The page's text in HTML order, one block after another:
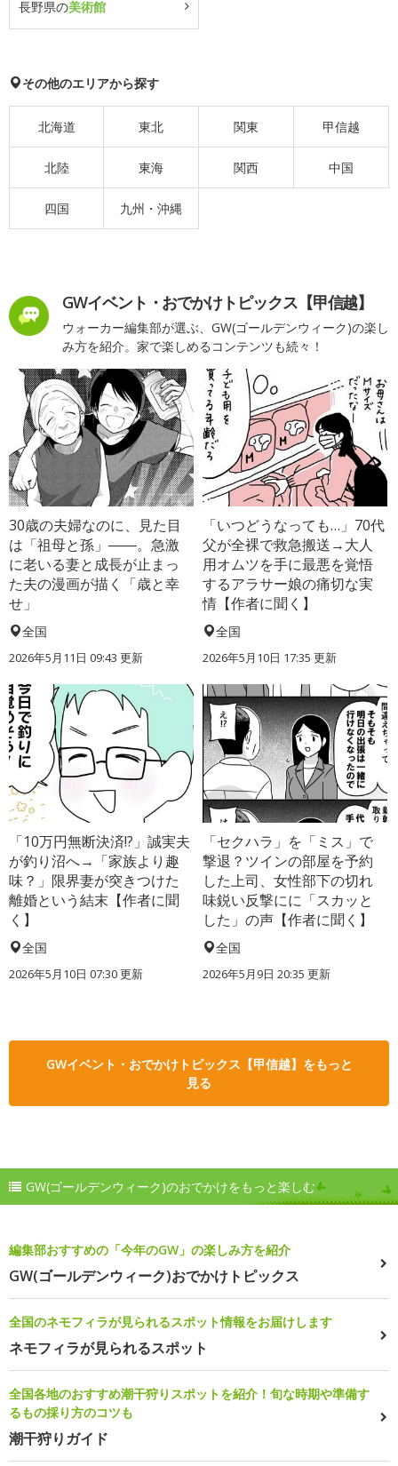
長野県の美術館
その他のエリアから探す
北海道 東北 関東 甲信越
北陸 東海 関西 中国
四国 九州・沖縄
GWイベント・おでかけトピックス【甲信越】
ウォーカー編集部が選ぶ、GW(ゴールデンウィーク)の楽し
み方を紹介。家で楽しめるコンテンツも続々！
30歳の夫婦なのに、見た目
は「祖母と孫」――。急激
に老いる妻と成長が止まっ
た夫の漫画が描く「歳と幸
せ」
全国
2026年5月11日 09:43 更新
「いつどうなっても…」70代
父が全裸で救急搬送→大人
用オムツを手に最悪を覚悟
するアラサー娘の痛切な実
情【作者に聞く】
全国
2026年5月10日 17:35 更新
「10万円無断決済!?」誠実夫
が釣り沼へ→「家族より趣
味？」限界妻が突きつけた
離婚という結末【作者に聞
く】
全国
2026年5月10日 07:30 更新
「セクハラ」を「ミス」で
撃退？ツインの部屋を予約
した上司、女性部下の切れ
味鋭い反撃にに「スカッと
した」の声【作者に聞く】
全国
2026年5月9日 20:35 更新
GWイベント・おでかけトピックス【甲信越】をもっと
見る
GW(ゴールデンウィーク)のおでかけをもっと楽しむ
編集部おすすめの「今年のGW」の楽しみ方を紹介
GW(ゴールデンウィーク)おでかけトピックス
全国のネモフィラが見られるスポット情報をお届けします
ネモフィラが見られるスポット
全国各地のおすすめ潮干狩りスポットを紹介！旬な時期や準備す
るもの採り方のコツも
潮干狩りガイド